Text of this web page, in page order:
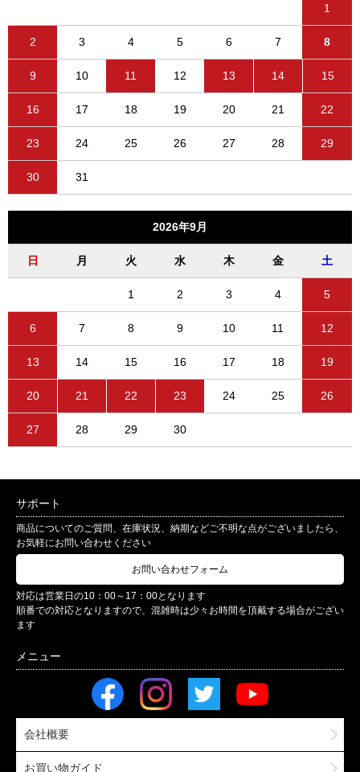
1
2 3 4 5 6 7 8
9 10 11 12 13 14 15
16 17 18 19 20 21 22
23 24 25 26 27 28 29
30 31
2026年9月
日 月 火 水 木 金 土
1 2 3 4 5
6 7 8 9 10 11 12
13 14 15 16 17 18 19
20 21 22 23 24 25 26
27 28 29 30
サポート
商品についてのご質問、在庫状況、納期などご不明な点がございましたら、
お気軽にお問い合わせください
お問い合わせフォーム
対応は営業日の10：00～17：00となります
順番での対応となりますので、混雑時は少々お時間を頂戴する場合がござい
ます
会社概要
お買い物ガイド